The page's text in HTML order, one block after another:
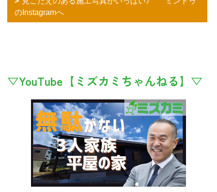
のInstagramへ
▽YouTube【ミズカミちゃんねる】▽